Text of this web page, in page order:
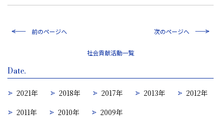
前のページへ
一覧
次のページへ
Date.
2021年 2018年 2017年 2013年
2012年
2011年
2010年 2009年